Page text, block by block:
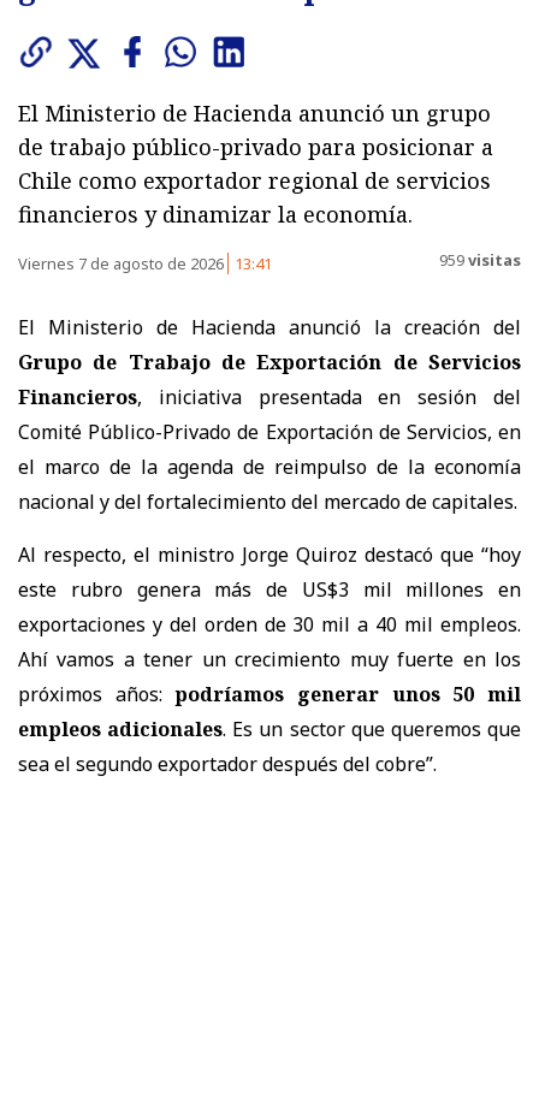
El Ministerio de Hacienda anunció un grupo
de trabajo público-privado para posicionar a
Chile como exportador regional de servicios
financieros y dinamizar la economía.
Viernes 7 de agosto de 2026 13:41 959visitas
El Ministerio de Hacienda anunció la creación del
Grupo de Trabajo de Exportación de Servicios
Financieros, iniciativa presentada en sesión del
Comité Público-Privado de Exportación de Servicios, en
el marco de la agenda de reimpulso de la economía
nacional y del fortalecimiento del mercado de capitales.
Al respecto, el ministro Jorge Quiroz destacó que “hoy
este rubro genera más de US$3 mil millones en
exportaciones y del orden de 30 mil a 40 mil empleos.
Ahí vamos a tener un crecimiento muy fuerte en los
próximos años:podríamos generar unos 50 mil
empleos adicionales. Es un sector que queremos que
sea el segundo exportador después del cobre”.